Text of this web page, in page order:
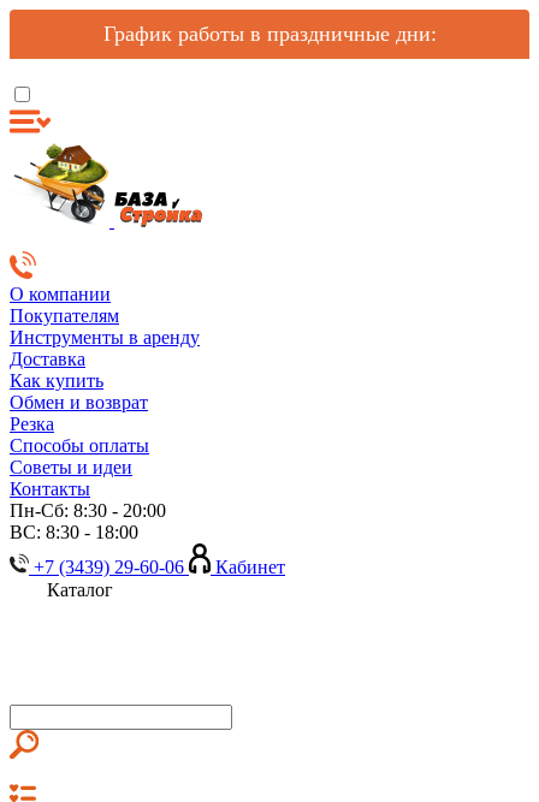
График работы в праздничные дни:
О компании
Покупателям
Инструменты в аренду
Доставка
Как купить
Обмен и возврат
Резка
Способы оплаты
Советы и идеи
Контакты
Пн-Сб: 8:30 - 20:00
ВС: 8:30 - 18:00
+7 (3439) 29-60-06
Кабинет
Каталог